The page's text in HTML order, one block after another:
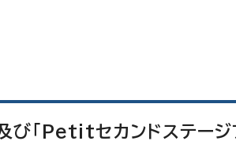
び「Petitセカンドステージ